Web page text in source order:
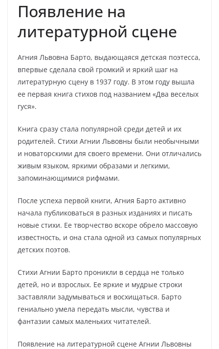
Появление на
литературной сцене
Агния Львовна Барто, выдающаяся детская поэтесса,
впервые сделала свой громкий и яркий шаг на
литературную сцену в 1937 году. В этом году вышла
ее первая книга стихов под названием «Два веселых
гуся».
Книга сразу стала популярной среди детей и их
родителей. Стихи Агнии Львовны были необычными
и новаторскими для своего времени. Они отличались
живым языком, яркими образами и легкими,
запоминающимися рифмами.
После успеха первой книги, Агния Барто активно
начала публиковаться в разных изданиях и писать
новые стихи. Ее творчество вскоре обрело массовую
известность, и она стала одной из самых популярных
детских поэтов.
Стихи Агнии Барто проникли в сердца не только
детей, но и взрослых. Ее яркие и мудрые строки
заставляли задумываться и восхищаться. Барто
гениально умела передать мысли, чувства и
фантазии самых маленьких читателей.
Появление на литературной сцене Агнии Львовны